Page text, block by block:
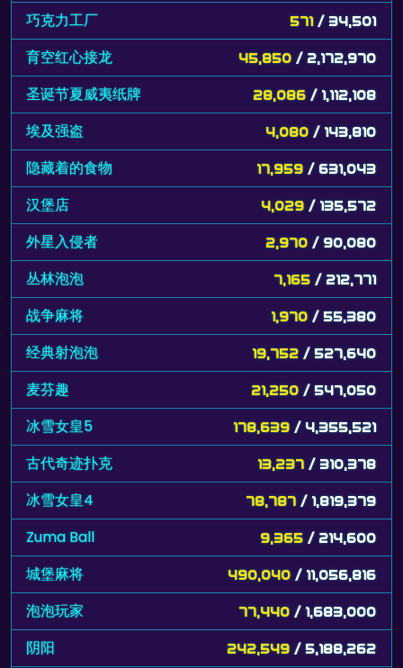
巧克力工厂 571 / 34,501
育空红心接龙 45,850 / 2,172,970
圣诞节夏威夷纸牌 28,086 / 1,112,108
埃及强盗 4,080 / 143,810
隐藏着的食物 17,959 / 631,043
汉堡店 4,029 / 135,572
外星入侵者 2,970 / 90,080
丛林泡泡 7,165 / 212,771
战争麻将 1,970 / 55,380
经典射泡泡 19,752 / 527,640
麦芬趣 21,250 / 547,050
冰雪女皇5 178,639 / 4,355,521
古代奇迹扑克 13,237 / 310,378
冰雪女皇4 78,787 / 1,819,379
Zuma Ball 9,365 / 214,600
城堡麻将 490,040 / 11,056,816
泡泡玩家 77,440 / 1,683,000
阴阳 242,549 / 5,188,262